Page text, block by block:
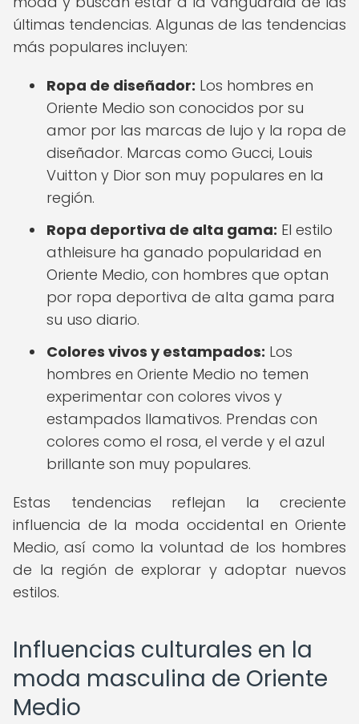
últimas tendencias. Algunas de las tendencias
más populares incluyen:
Ropa de diseñador: Los hombres en
Oriente Medio son conocidos por su
amor por las marcas de lujo y la ropa de
diseñador. Marcas como Gucci, Louis
Vuitton y Dior son muy populares en la
región.
Ropa deportiva de alta gama: El estilo
athleisure ha ganado popularidad en
Oriente Medio, con hombres que optan
por ropa deportiva de alta gama para
su uso diario.
Colores vivos y estampados: Los
hombres en Oriente Medio no temen
experimentar con colores vivos y
estampados llamativos. Prendas con
colores como el rosa, el verde y el azul
brillante son muy populares.
Estas tendencias reflejan la creciente
influencia de la moda occidental en Oriente
Medio, así como la voluntad de los hombres
de la región de explorar y adoptar nuevos
estilos.
Influencias culturales en la
moda masculina de Oriente
Medio